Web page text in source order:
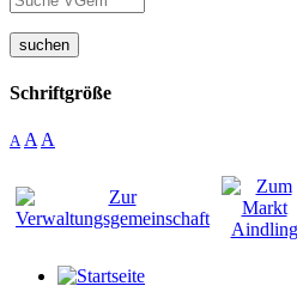
suchen
Schriftgröße
A A A